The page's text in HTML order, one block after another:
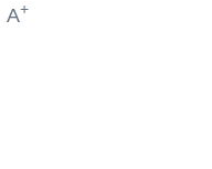
A+